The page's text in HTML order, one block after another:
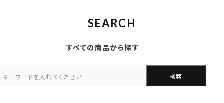
SEARCH
すべての商品から探す
検索